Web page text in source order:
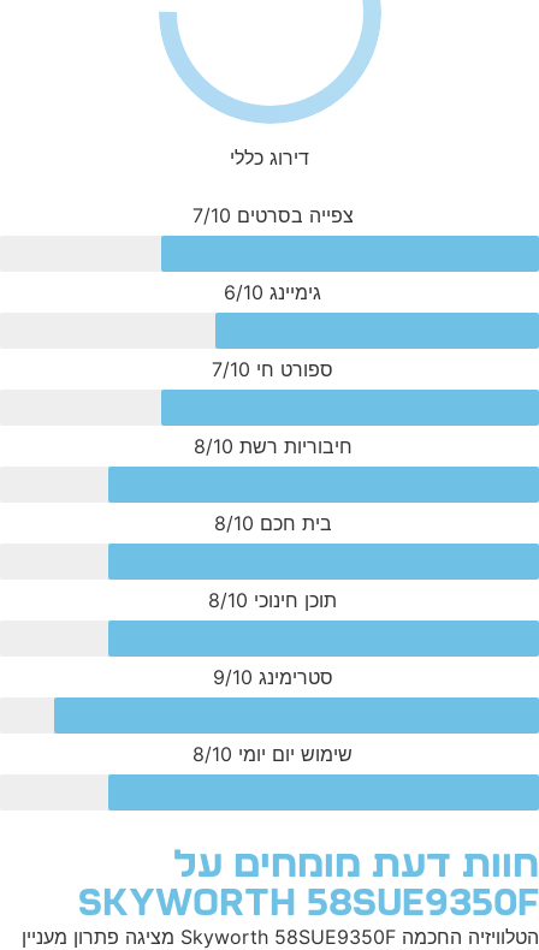
דירוג כללי
צפייה בסרטים7/10
גימיינג6/10
ספורט חי7/10
חיבוריות רשת8/10
בית חכם8/10
תוכן חינוכי8/10
סטרימינג9/10
שימוש יום יומי8/10
דעת מומחים על
Skyworth
הטלוויזיה החכמה Skyworth 58SUE9350F מציגה פתרון מעניין